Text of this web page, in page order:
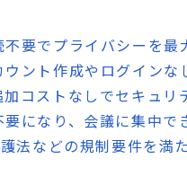
要でプライバシーを最
ント作成やログインな
コストなしでセキュリ
になり、会議に集中で
法などの規制要件を満